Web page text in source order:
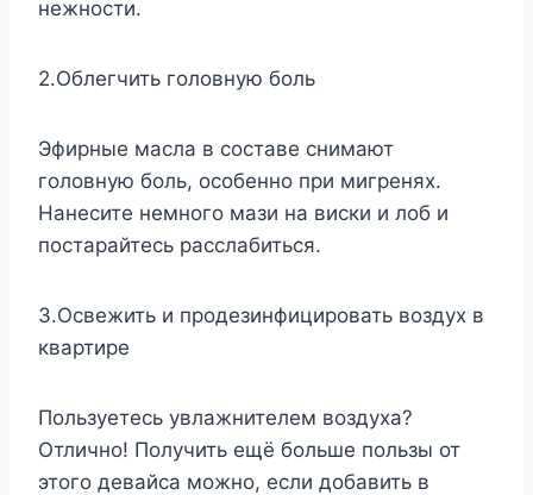
нежности.
2.Облегчить головную боль
Эфирные масла в составе снимают
головную боль, особенно при мигренях.
Нанесите немного мази на виски и лоб и
постарайтесь расслабиться.
3.Освежить и продезинфицировать воздух в
квартире
Пользуетесь увлажнителем воздуха?
Отлично! Получить ещё больше пользы от
этого девайса можно, если добавить в